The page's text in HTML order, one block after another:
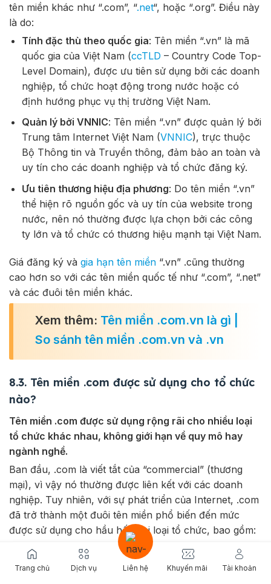
tên miền khác như “.com”, “.net“, hoặc “.org”. Điều này
là do:
Tính đặc thù theo quốc gia: Tên miền “.vn” là mã
quốc gia của Việt Nam (ccTLD – Country Code Top-
Level Domain), được ưu tiên sử dụng bởi các doanh
nghiệp, tổ chức hoạt động trong nước hoặc có
định hướng phục vụ thị trường Việt Nam.
Quản lý bởi VNNIC: Tên miền “.vn” được quản lý bởi
Trung tâm Internet Việt Nam (VNNIC), trực thuộc
Bộ Thông tin và Truyền thông, đảm bảo an toàn và
uy tín cho các doanh nghiệp và tổ chức đăng ký.
Ưu tiên thương hiệu địa phương: Do tên miền “.vn”
thể hiện rõ nguồn gốc và uy tín của website trong
nước, nên nó thường được lựa chọn bởi các công
ty lớn và tổ chức có thương hiệu mạnh tại Việt Nam.
Giá đăng ký và gia hạn tên miền “.vn” .cũng thường
cao hơn so với các tên miền quốc tế như “.com”, “.net”
và các đuôi tên miền khác.
Xem thêm: Tên miền .com.vn là gì |
So sánh tên miền .com.vn và .vn
8.3. Tên miền .com được sử dụng cho tổ chức
nào?
Tên miền .com được sử dụng rộng rãi cho nhiều loại
tổ chức khác nhau, không giới hạn về quy mô hay
ngành nghề.
Ban đầu, .com là viết tắt của “commercial” (thương
mại), vì vậy nó thường được liên kết với các doanh
nghiệp. Tuy nhiên, với sự phát triển của Internet, .com
đã trở thành một đuôi tên miền phổ biến đến mức
được sử dụng cho hầu hết mọi loại tổ chức, bao gồm:
Các công ty lớn nhỏ:Từ các tập đoàn đa quốc gia
cho đến các doanh nghiệp nhỏ và vừa.
Trang chủ Dịch vụ Liên hệ Khuyến mãi Tài khoản